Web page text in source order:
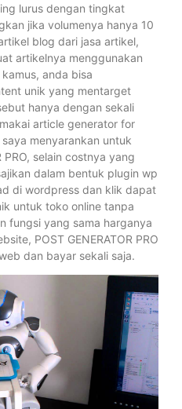
lurus dengan tingkat
jika volumenya hanya 10
blog dari jasa artikel,
artikelnya menggunakan
anda bisa
unik yang mentarget
hanya dengan sekali
article generator for
menyarankan untuk
PRO, selain costnya yang
dalam bentuk plugin wp
di wordpress dan klik dapat
untuk toko online tanpa
fungsi yang sama harganya
POST GENERATOR PRO
dan bayar sekali saja.